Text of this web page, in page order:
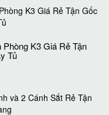
K3 Giá Rẻ Tận
Tủ